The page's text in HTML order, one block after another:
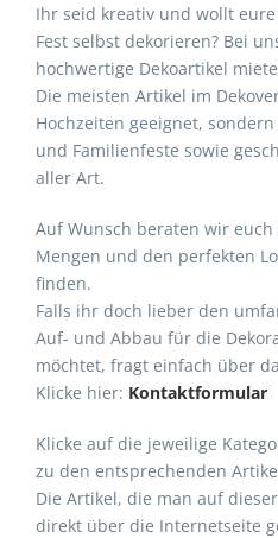
Ihr seid kreativ und wollt
Fest selbst dekorieren? Bei
hochwertige Dekoartikel
Die meisten Artikel im
Hochzeiten geeignet,
und Familienfeste sowie
aller Art.
Auf Wunsch beraten wir
Mengen und den perfekten
finden.
Falls ihr doch lieber den
Auf- und Abbau für die
möchtet, fragt einfach über
Klicke hier: Kontaktformular
Klicke auf die jeweilige
zu den entsprechenden
Die Artikel, die man auf
direkt über die Internetseite